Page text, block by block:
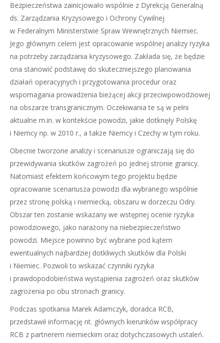
Bezpieczeństwa zainicjowało wspólnie z Dyrekcją Generalną
ds. Zarządzania Kryzysowego i Ochrony Cywilnej
w Federalnym Ministerstwie Spraw Wewnętrznych Niemiec.
Jego głównym celem jest opracowanie wspólnej analizy ryzyka
na potrzeby zarządzania kryzysowego. Zakłada się, że będzie
ona stanowić podstawę do skuteczniejszego planowania
działań operacyjnych i przygotowania procedur oraz
wspomagania prowadzenia bieżącej akcji przeciwpowodziowej
na obszarze transgranicznym. Oczekiwania te są w pełni
aktualne m.in. w kontekście powodzi, jakie dotknęły Polskę
i Niemcy np. w 2010 r., a także Niemcy i Czechy w tym roku.
Obecnie tworzone analizy i scenariusze ograniczają się do
przewidywania skutków zagrożeń po jednej stronie granicy.
Natomiast efektem końcowym tego projektu będzie
opracowanie scenariusza powodzi dla wybranego wspólnie
przez stronę polską i niemiecką, obszaru w dorzeczu Odry.
Obszar ten zostanie wskazany we wstępnej ocenie ryzyka
powodziowego, jako narażony na niebezpieczeństwo
powodzi. Miejsce powinno być wybrane pod kątem
ewentualnych najbardziej dotkliwych skutków dla Polski
i Niemiec. Pozwoli to wskazać czynniki ryzyka
i prawdopodobieństwa wystąpienia zagrożeń oraz skutków
zagrożenia po obu stronach granicy.
Podczas spotkania Marek Adamczyk, doradca RCB,
przedstawił informację nt. głównych kierunków współpracy
RCB z partnerem niemieckim oraz dotychczasowych ustaleń.